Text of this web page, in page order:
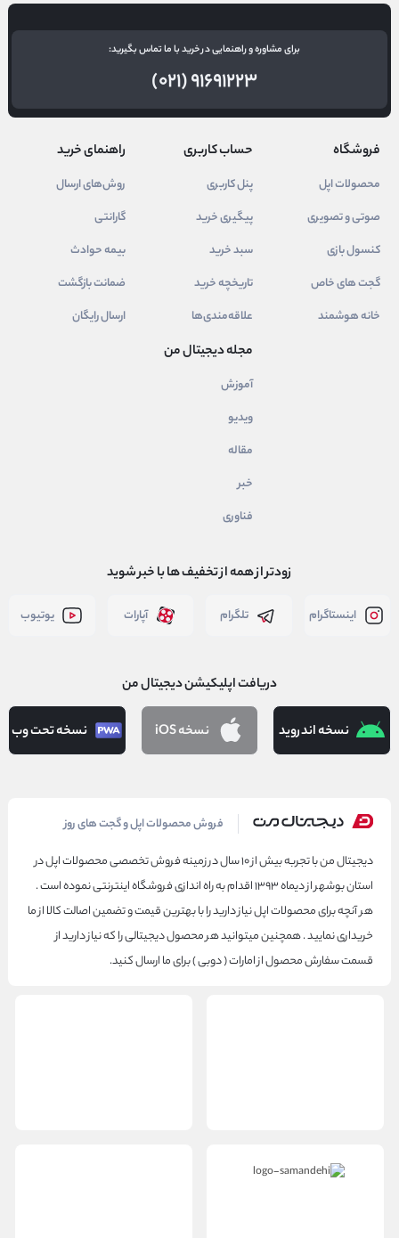
برای مشاوره و راهنمایی در خرید با ما تماس بگیرید:
(۰۲۱) ۹۱۶۹۱۲۲۳
فروشگاه
محصولات اپل
صوتی و تصویری
کنسول بازی
گجت های خاص
خانه هوشمند
حساب کاربری
پنل کاربری
پیگیری خرید
سبد خرید
تاریخچه خرید
علاقه‌مندی‌ها
راهنمای خرید
روش‌های ارسال
گارانتی
بیمه حوادث
ضمانت بازگشت
ارسال رایگان
مجله دیجیتال من
آموزش
ویدیو
مقاله
خبر
فناوری
زودتر از همه از تخفیف ها با خبر شوید
اینستاگرام تلگرام آپارات یوتیوب
دریافت اپلیکیشن دیجیتال من
نسخه اندروید نسخه iOS نسخه تحت وب
دیجیتال من فروش محصولات اپل و گجت های روز
دیجیتال من با تجربه بیش از ۱۰ سال در زمینه فروش تخصصی محصولات اپل در
استان بوشهر از دیماه ۱۳۹۳ اقدام به راه اندازی فروشگاه اینترنتی نموده است .
هر آنچه برای محصولات اپل نیاز دارید را با بهترین قیمت و تضمین اصالت کالا از ما
خریداری نمایید . همچنین میتوانید هر محصول دیجیتالی را که نیاز دارید از
قسمت سفارش محصول از امارات ( دوبی ) برای ما ارسال کنید.